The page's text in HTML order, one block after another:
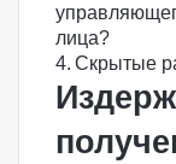
лица?
Скрытые